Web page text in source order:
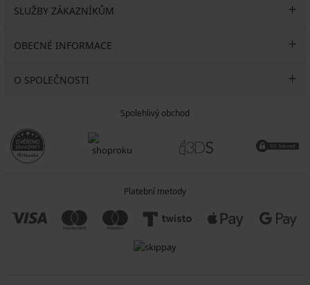
SLUŽBY ZÁKAZNÍKŮM
OBECNÉ INFORMACE
O SPOLEČNOSTI
Spolehlivý obchod
Platební metody